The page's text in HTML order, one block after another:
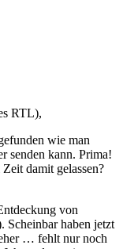
RTL),
wie man
senden kann. Prima!
damit gelassen?
von
Scheinbar haben jetzt
… fehlt nur noch